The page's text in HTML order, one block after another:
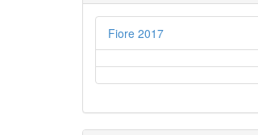
Fiore 2017